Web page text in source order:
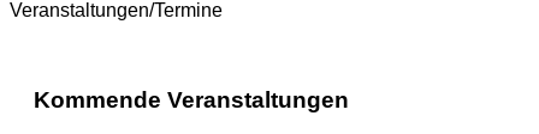
Veranstaltungen/Termine
Kommende Veranstaltungen